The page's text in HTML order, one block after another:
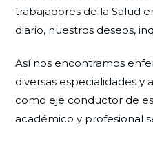
trabajadores de la Salud
diario, nuestros deseos,
Así nos encontramos
diversas especialidades
como eje conductor de
académico y profesional